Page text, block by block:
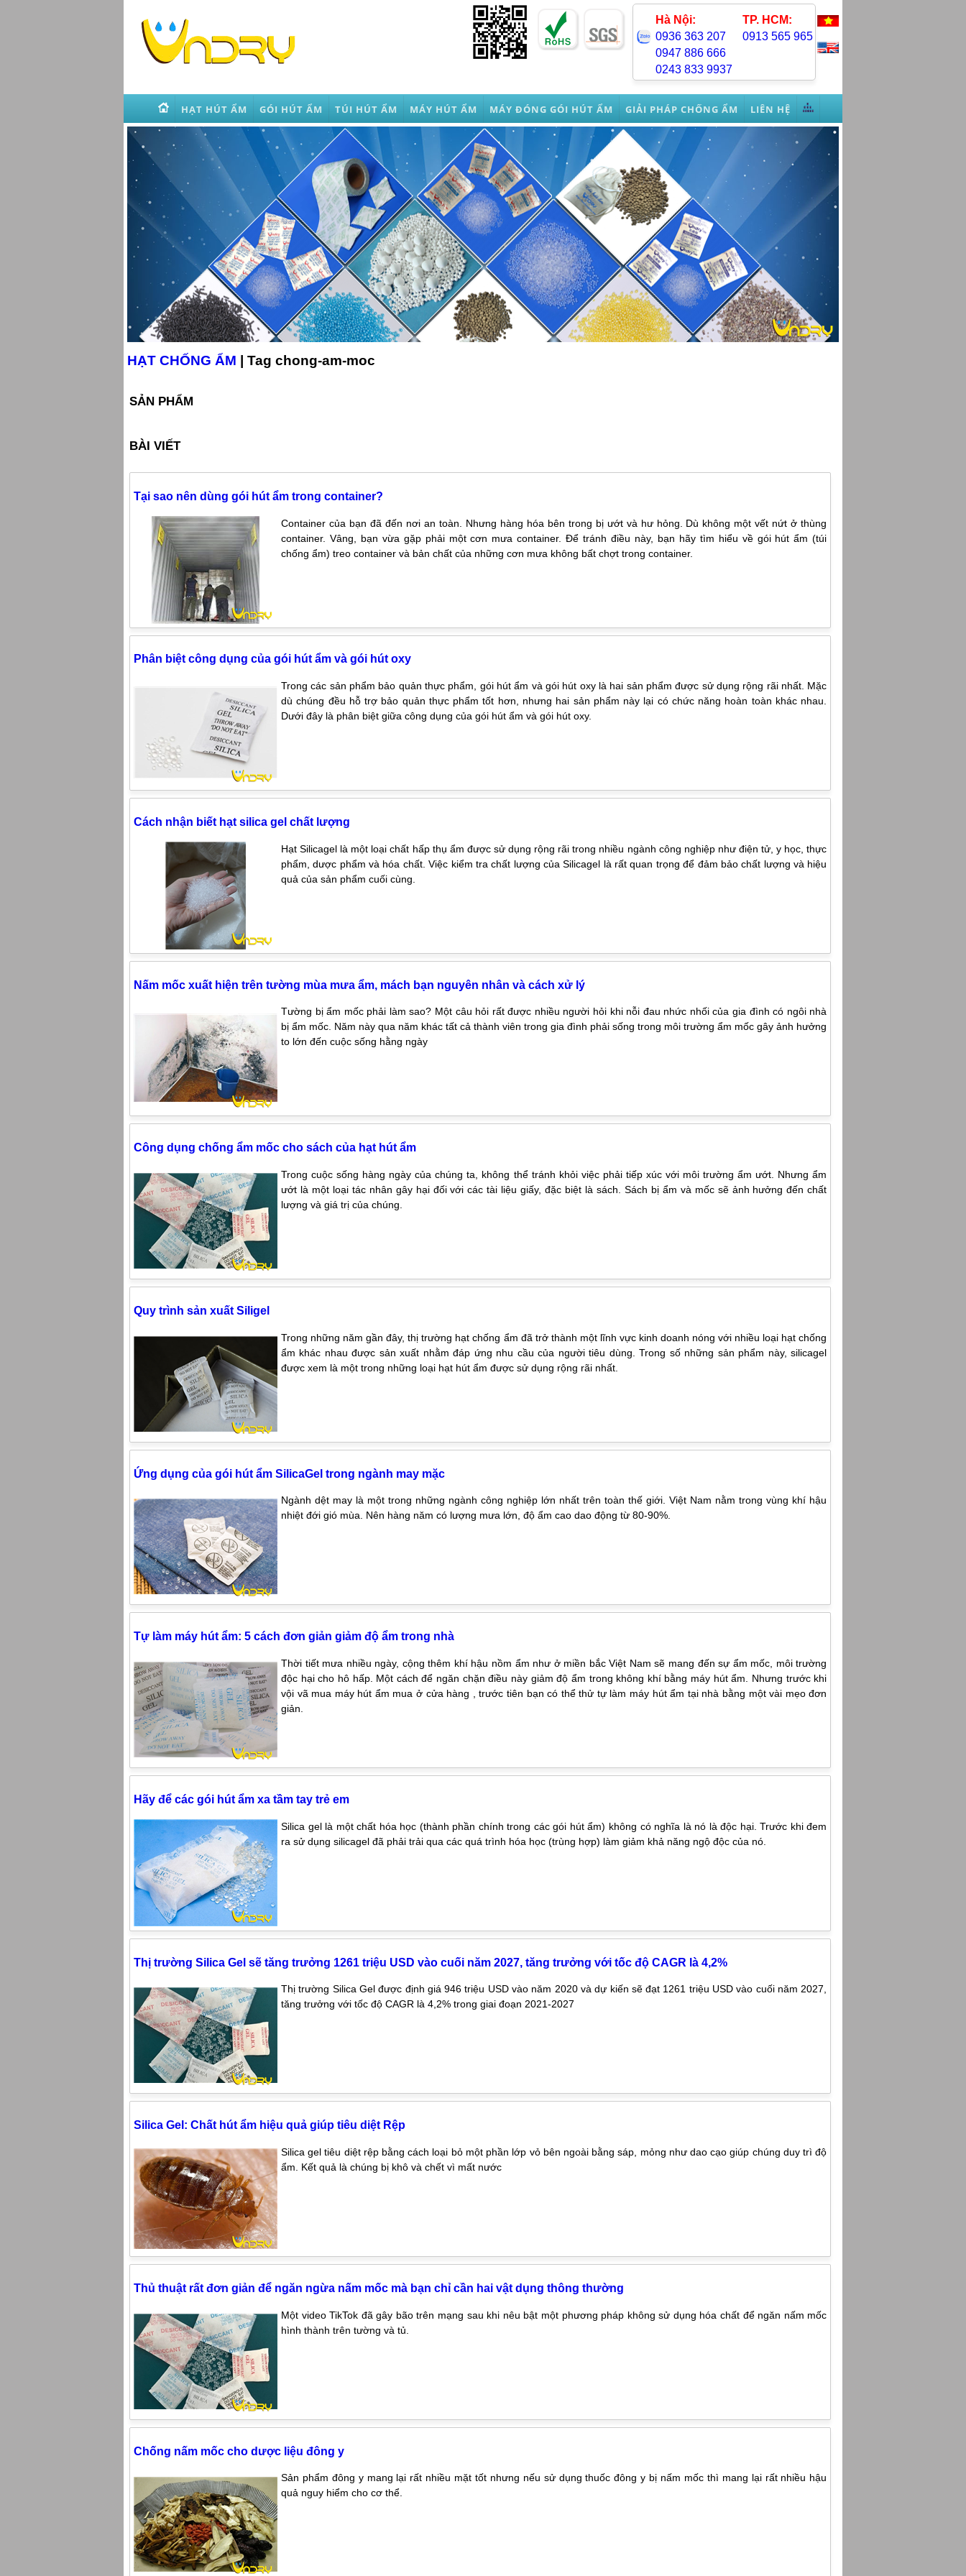
Hà Nội:
0936 363 207
0947 886 666
0243 833 9937
TP. HCM:
0913 565 965
HẠT HÚT ẨM GÓI HÚT ẨM TÚI HÚT ẨM MÁY HÚT ẨM MÁY ĐÓNG GÓI HÚT ẨM GIẢI PHÁP CHỐNG ẨM LIÊN HỆ
HẠT CHỐNG ẨM | Tag chong-am-moc
SẢN PHẨM
BÀI VIẾT
Tại sao nên dùng gói hút ẩm trong container?
Container của bạn đã đến nơi an toàn. Nhưng hàng hóa bên trong bị ướt và hư hỏng. Dù không một vết nứt ở thùng
container. Vâng, bạn vừa gặp phải một cơn mưa container. Để tránh điều này, bạn hãy tìm hiểu về gói hút ẩm (túi
chống ẩm) treo container và bản chất của những cơn mưa không bất chợt trong container.
Phân biệt công dụng của gói hút ẩm và gói hút oxy
Trong các sản phẩm bảo quản thực phẩm, gói hút ẩm và gói hút oxy là hai sản phẩm được sử dụng rộng rãi nhất. Mặc
dù chúng đều hỗ trợ bảo quản thực phẩm tốt hơn, nhưng hai sản phẩm này lại có chức năng hoàn toàn khác nhau.
Dưới đây là phân biệt giữa công dụng của gói hút ẩm và gói hút oxy.
Cách nhận biết hạt silica gel chất lượng
Hạt Silicagel là một loại chất hấp thụ ẩm được sử dụng rộng rãi trong nhiều ngành công nghiệp như điện tử, y học, thực
phẩm, dược phẩm và hóa chất. Việc kiểm tra chất lượng của Silicagel là rất quan trọng để đảm bảo chất lượng và hiệu
quả của sản phẩm cuối cùng.
Nấm mốc xuất hiện trên tường mùa mưa ẩm, mách bạn nguyên nhân và cách xử lý
Tường bị ẩm mốc phải làm sao? Một câu hỏi rất được nhiều người hỏi khi nỗi đau nhức nhối của gia đình có ngôi nhà
bị ẩm mốc. Năm này qua năm khác tất cả thành viên trong gia đình phải sống trong môi trường ẩm mốc gây ảnh hưởng
to lớn đến cuộc sống hằng ngày
Công dụng chống ẩm mốc cho sách của hạt hút ẩm
Trong cuộc sống hàng ngày của chúng ta, không thể tránh khỏi việc phải tiếp xúc với môi trường ẩm ướt. Nhưng ẩm
ướt là một loại tác nhân gây hại đối với các tài liệu giấy, đặc biệt là sách. Sách bị ẩm và mốc sẽ ảnh hưởng đến chất
lượng và giá trị của chúng.
Quy trình sản xuất Siligel
Trong những năm gần đây, thị trường hạt chống ẩm đã trở thành một lĩnh vực kinh doanh nóng với nhiều loại hạt chống
ẩm khác nhau được sản xuất nhằm đáp ứng nhu cầu của người tiêu dùng. Trong số những sản phẩm này, silicagel
được xem là một trong những loại hạt hút ẩm được sử dụng rộng rãi nhất.
Ứng dụng của gói hút ẩm SilicaGel trong ngành may mặc
Ngành dệt may là một trong những ngành công nghiệp lớn nhất trên toàn thế giới. Việt Nam nằm trong vùng khí hậu
nhiệt đới gió mùa. Nên hàng năm có lượng mưa lớn, độ ẩm cao dao động từ 80-90%.
Tự làm máy hút ẩm: 5 cách đơn giản giảm độ ẩm trong nhà
Thời tiết mưa nhiều ngày, cộng thêm khí hậu nồm ẩm như ở miền bắc Việt Nam sẽ mang đến sự ẩm mốc, môi trường
độc hại cho hô hấp. Một cách để ngăn chặn điều này giảm độ ẩm trong không khí bằng máy hút ẩm. Nhưng trước khi
vội vã mua máy hút ẩm mua ở cửa hàng , trước tiên bạn có thể thử tự làm máy hút ẩm tại nhà bằng một vài mẹo đơn
giản.
Hãy để các gói hút ẩm xa tầm tay trẻ em
Silica gel là một chất hóa học (thành phần chính trong các gói hút ẩm) không có nghĩa là nó là độc hại. Trước khi đem
ra sử dụng silicagel đã phải trải qua các quá trình hóa học (trùng hợp) làm giảm khả năng ngộ độc của nó.
Thị trường Silica Gel sẽ tăng trưởng 1261 triệu USD vào cuối năm 2027, tăng trưởng với tốc độ CAGR là 4,2%
Thị trường Silica Gel được định giá 946 triệu USD vào năm 2020 và dự kiến sẽ đạt 1261 triệu USD vào cuối năm 2027,
tăng trưởng với tốc độ CAGR là 4,2% trong giai đoạn 2021-2027
Silica Gel: Chất hút ẩm hiệu quả giúp tiêu diệt Rệp
Silica gel tiêu diệt rệp bằng cách loại bỏ một phần lớp vỏ bên ngoài bằng sáp, mỏng như dao cạo giúp chúng duy trì độ
ẩm. Kết quả là chúng bị khô và chết vì mất nước
Thủ thuật rất đơn giản để ngăn ngừa nấm mốc mà bạn chỉ cần hai vật dụng thông thường
Một video TikTok đã gây bão trên mạng sau khi nêu bật một phương pháp không sử dụng hóa chất để ngăn nấm mốc
hình thành trên tường và tủ.
Chống nấm mốc cho dược liệu đông y
Sản phẩm đông y mang lại rất nhiều mặt tốt nhưng nếu sử dụng thuốc đông y bị nấm mốc thì mang lại rất nhiều hậu
quả nguy hiểm cho cơ thể.